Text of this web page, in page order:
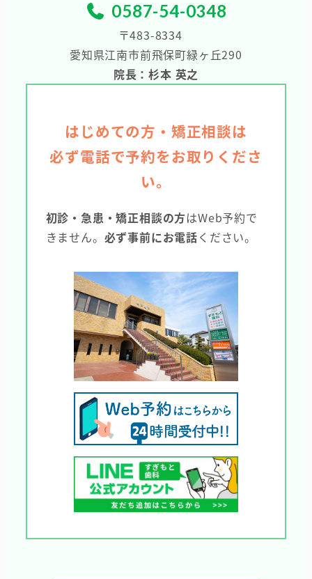
0587-54-0348
〒483-8334
愛知県江南市前飛保町緑ヶ丘290
院長：杉本 英之
はじめての方・矯正相談は
必ず電話で予約をお取りくださ
い。
初診・急患・矯正相談の方はWeb予約で
きません。 必ず事前にお電話ください。